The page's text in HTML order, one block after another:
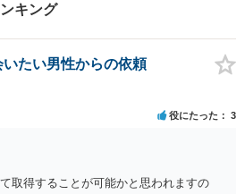
キング
いたい男性からの依頼
役にたった 3
取得することが可能かと思われますの